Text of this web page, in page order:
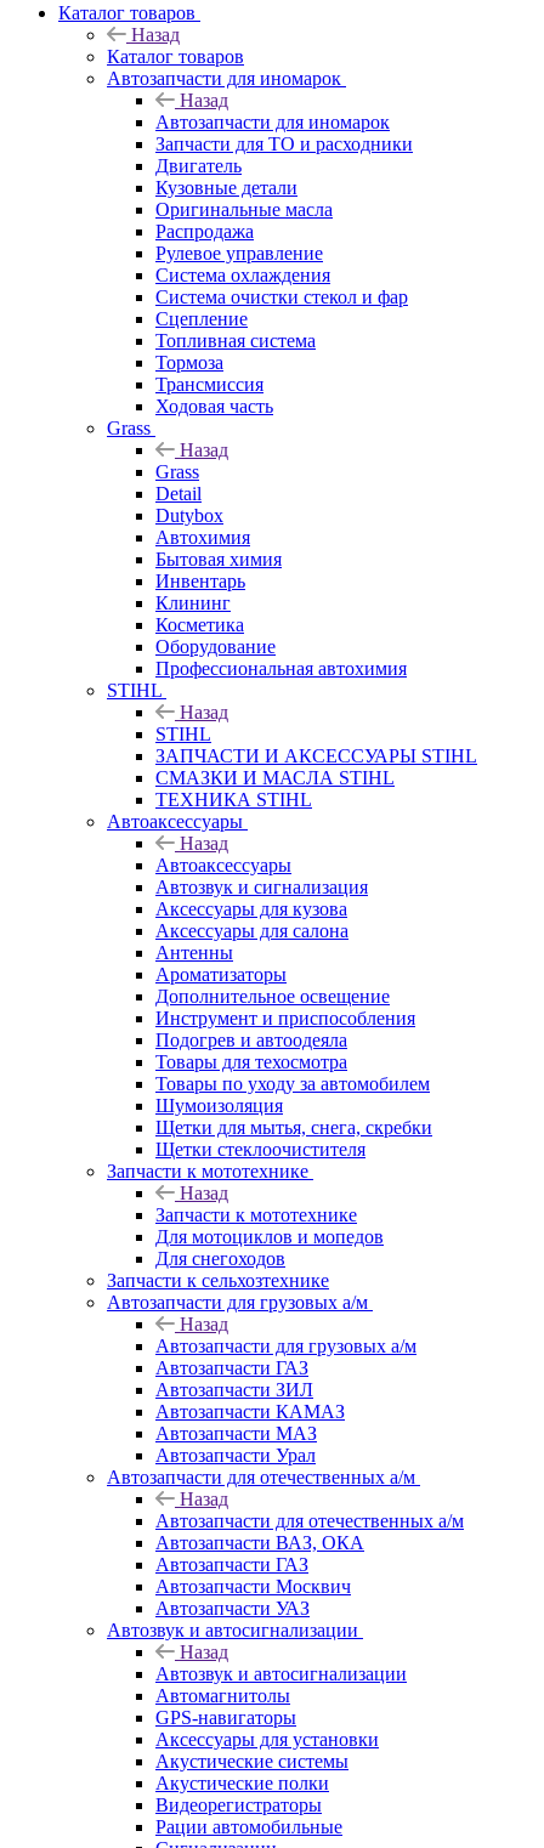
Каталог товаров
Назад
Каталог товаров
Автозапчасти для иномарок
Назад
Автозапчасти для иномарок
Запчасти для ТО и расходники
Двигатель
Кузовные детали
Оригинальные масла
Распродажа
Рулевое управление
Система охлаждения
Система очистки стекол и фар
Сцепление
Топливная система
Тормоза
Трансмиссия
Ходовая часть
Grass
Назад
Grass
Detail
Dutybox
Автохимия
Бытовая химия
Инвентарь
Клининг
Косметика
Оборудование
Профессиональная автохимия
STIHL
Назад
STIHL
ЗАПЧАСТИ И АКСЕССУАРЫ STIHL
СМАЗКИ И МАСЛА STIHL
ТЕХНИКА STIHL
Автоаксессуары
Назад
Автоаксессуары
Автозвук и сигнализация
Аксессуары для кузова
Аксессуары для салона
Антенны
Ароматизаторы
Дополнительное освещение
Инструмент и приспособления
Подогрев и автоодеяла
Товары для техосмотра
Товары по уходу за автомобилем
Шумоизоляция
Щетки для мытья, снега, скребки
Щетки стеклоочистителя
Запчасти к мототехнике
Назад
Запчасти к мототехнике
Для мотоциклов и мопедов
Для снегоходов
Запчасти к сельхозтехнике
Автозапчасти для грузовых а/м
Назад
Автозапчасти для грузовых а/м
Автозапчасти ГАЗ
Автозапчасти ЗИЛ
Автозапчасти КАМАЗ
Автозапчасти МАЗ
Автозапчасти Урал
Автозапчасти для отечественных а/м
Назад
Автозапчасти для отечественных а/м
Автозапчасти ВАЗ, ОКА
Автозапчасти ГАЗ
Автозапчасти Москвич
Автозапчасти УАЗ
Автозвук и автосигнализации
Назад
Автозвук и автосигнализации
Автомагнитолы
GPS-навигаторы
Аксессуары для установки
Акустические системы
Акустические полки
Видеорегистраторы
Рации автомобильные